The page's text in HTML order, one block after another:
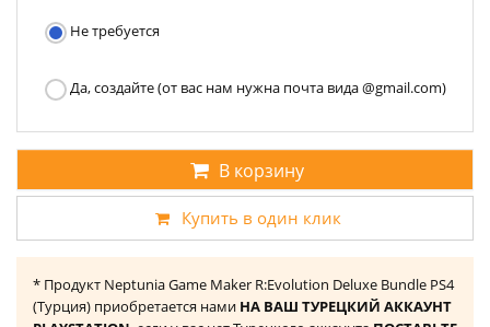
Не требуется
Да, создайте (от вас нам нужна почта вида @gmail.com)
В корзину
Купить в один клик
* Продукт Neptunia Game Maker R:Evolution Deluxe Bundle PS4
(Турция) приобретается нами НА ВАШ ТУРЕЦКИЙ АККАУНТ